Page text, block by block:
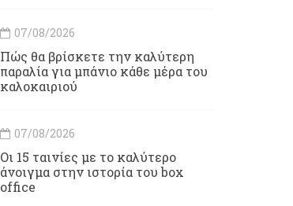
07/08/2026
Πώς θα βρίσκετε την καλύτερη
παραλία για μπάνιο κάθε μέρα του
καλοκαιριού
07/08/2026
Οι 15 ταινίες με το καλύτερο
άνοιγμα στην ιστορία του box
office